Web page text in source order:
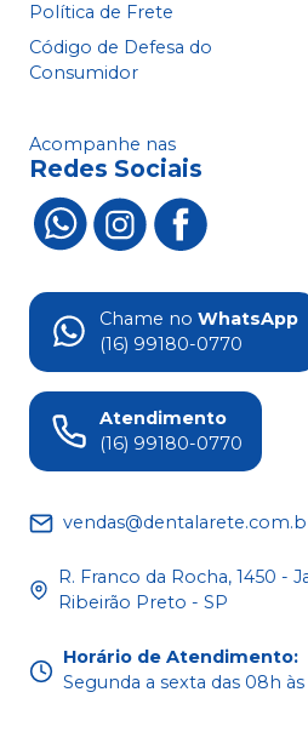
Política de Frete
Código de Defesa do
Consumidor
Acompanhe nas
Redes Sociais
Chame no WhatsApp
(16) 99180-0770
Atendimento
(16) 99180-0770
R. Franco da Rocha, 1450 -
Ribeirão Preto - SP
Horário de Atendimento:
Segunda a sexta das 08h às